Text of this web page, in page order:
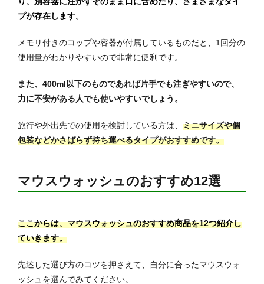
プが存在します。
メモリ付きのコップや容器が付属しているものだと、1回分の
使用量がわかりやすいので非常に便利です。
また、400ml以下のものであれば片手でも注ぎやすいので、
力に不安がある人でも使いやすいでしょう。
旅行や外出先での使用を検討している方は、 ミニサイズや個
包装などかさばらず持ち運べるタイプがおすすめです。
マウスウォッシュのおすすめ12選
ここからは、マウスウォッシュのおすすめ商品を12つ紹介し
ていきます。
先述した選び方のコツを押さえて、自分に合ったマウスウォ
ッシュを選んでみてください。